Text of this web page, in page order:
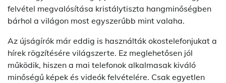
felvétel megvalósítása kristálytiszta hangminőségben
bárhol a világon most egyszerűbb mint valaha.
Az újságírók már eddig is használták okostelefonjukat a
hírek rögzítésére világszerte. Ez meglehetősen jól
működik, hiszen a mai telefonok alkalmasak kiváló
minőségű képek és videók felvételére. Csak egyetlen